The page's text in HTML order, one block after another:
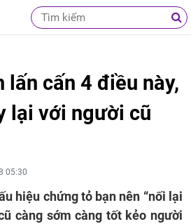
lấn cấn 4 điều này,
lại với người cũ
05:30
hiệu chứng tỏ bạn nên “nối lại
càng sớm càng tốt kẻo người